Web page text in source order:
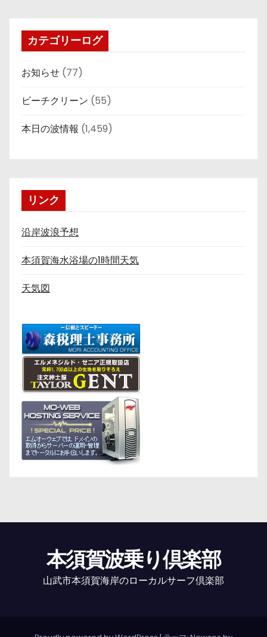
カテゴリーログ
お知らせ (77)
ビーチクリーン (55)
本日の波情報 (1,459)
リンク
沿岸波浪予想
本須賀海水浴場の1時間天気
天気図
本須賀波乗り倶楽部
山武市本須賀海岸のローカルサーフ倶楽部